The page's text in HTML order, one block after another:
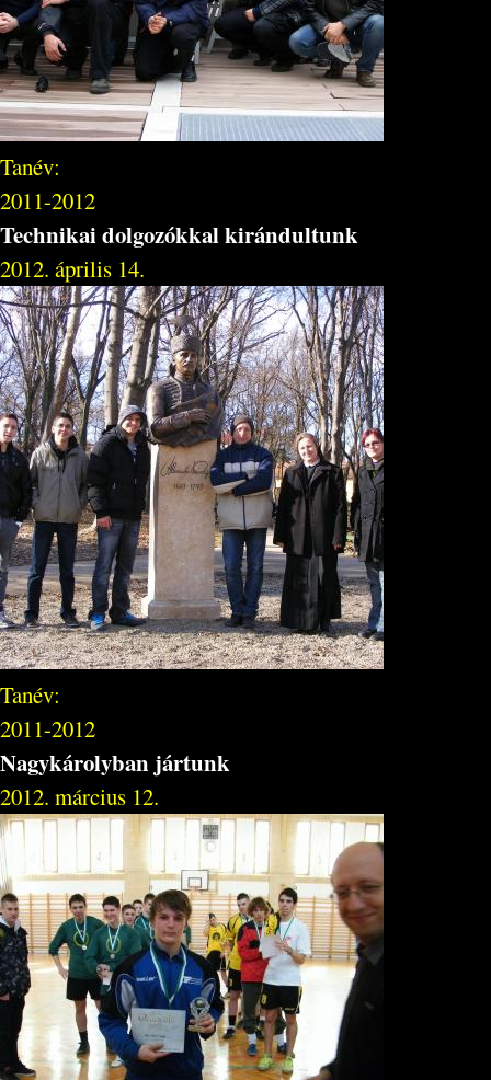
Tanév:
2011-2012
Technikai dolgozókkal kirándultunk
2012. április 14.
Tanév:
2011-2012
Nagykárolyban jártunk
2012. március 12.